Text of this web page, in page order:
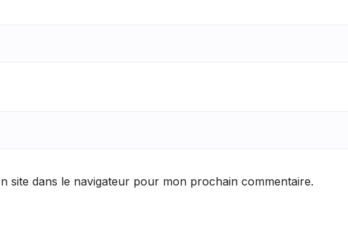
site dans le navigateur pour mon prochain commentaire.